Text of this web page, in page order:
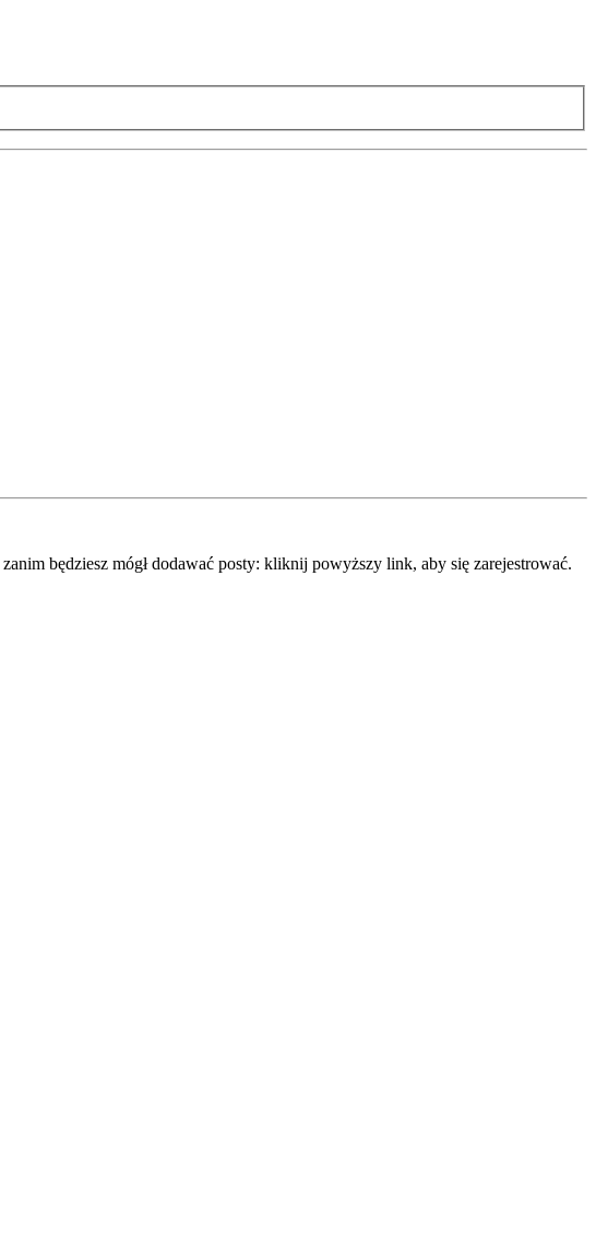
zanim będziesz mógł dodawać posty: kliknij powyższy link, aby się zarejestrować.